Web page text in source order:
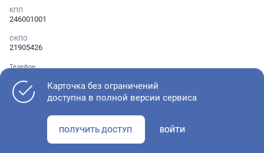
КПП
246001001
ОКПО
21905426
Телефон
Как оценить состояние компании
Карточка без ограничений
доступна в полной версии сервиса
ПОЛУЧИТЬ ДОСТУП ВОЙТИ